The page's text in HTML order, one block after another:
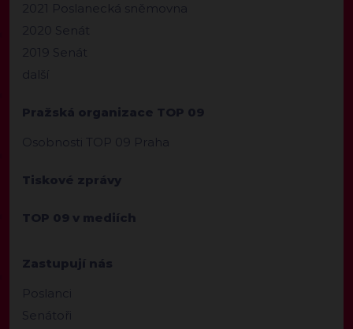
2021 Poslanecká sněmovna
2020 Senát
2019 Senát
další
Pražská organizace TOP 09
Osobnosti TOP 09 Praha
Tiskové zprávy
TOP 09 v mediích
Zastupují nás
Poslanci
Senátoři